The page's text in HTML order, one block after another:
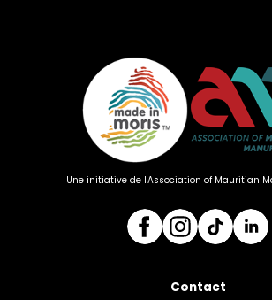
Une initiative de l'Association of Mauritian
Contact